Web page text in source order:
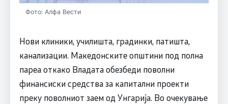
Фото: Алфа Вести
Нови клиники, училишта, градинки, патишта,
канализации. Македонските општини под полна
пареа откако Владата обезбеди поволни
финансиски средства за капитални проекти
преку поволниот заем од Унгарија. Во очекување